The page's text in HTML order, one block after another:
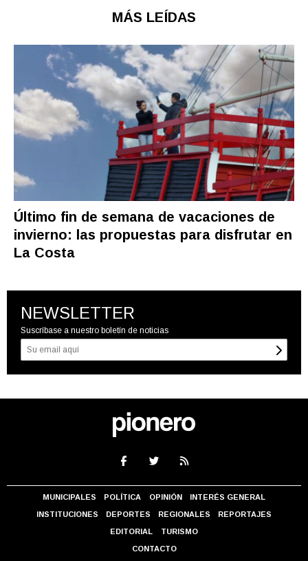
MÁS LEÍDAS
Último fin de semana de vacaciones de
invierno: las propuestas para disfrutar en
La Costa
NEWSLETTER
Suscríbase a nuestro boletín de noticias
MUNICIPALES POLÍTICA OPINIÓN INTERÉS GENERAL
INSTITUCIONES DEPORTES REGIONALES REPORTAJES
EDITORIAL TURISMO
CONTACTO